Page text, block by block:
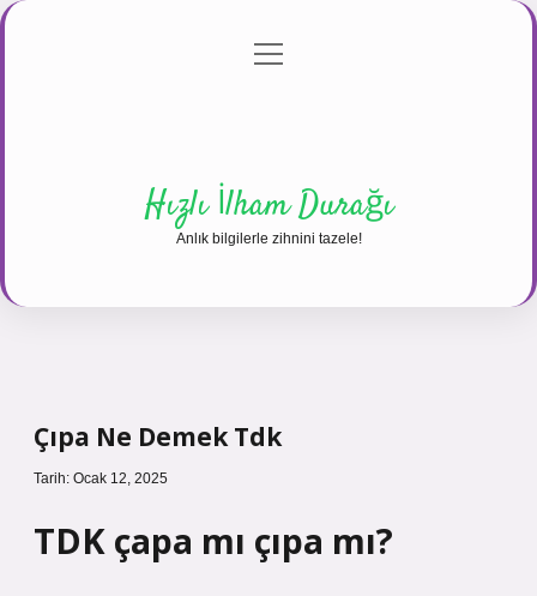
Gizlilik Politikası
menüyü
Hızlı İlham Durağı
Anlık bilgilerle zihnini tazele!
Çıpa Ne Demek Tdk
Tarih: Ocak 12, 2025
TDK çapa mı çıpa mı?